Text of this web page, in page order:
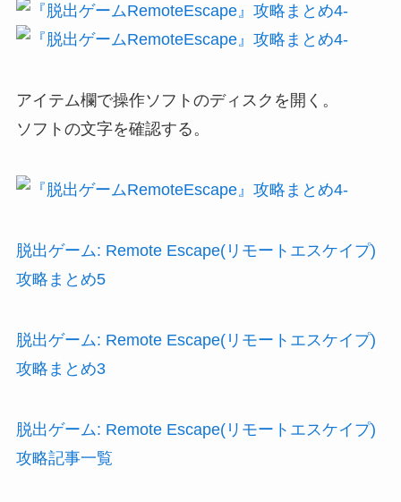
アイテム欄で操作ソフトのディスクを開く。
ソフトの文字を確認する。
脱出ゲーム: Remote Escape(リモートエスケイプ)
攻略まとめ5
脱出ゲーム: Remote Escape(リモートエスケイプ)
攻略まとめ3
脱出ゲーム: Remote Escape(リモートエスケイプ)
攻略記事一覧